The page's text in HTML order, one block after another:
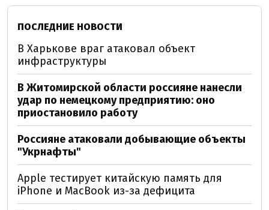
ПОСЛЕДНИЕ НОВОСТИ
В Харькове враг атаковал объект
инфраструктуры
В Житомирской области россияне нанесли
удар по немецкому предприятию: оно
приостановило работу
Россияне атаковали добывающие объекты
"Укрнафты"
Apple тестирует китайскую память для
iPhone и MacBook из-за дефицита